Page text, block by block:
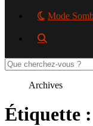
Mode
Rechercher
sur
Archives
Étiquette